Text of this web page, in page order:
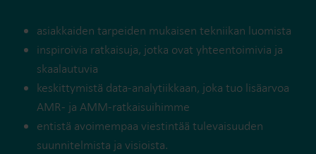
asiakkaiden tarpeiden mukaisen tekniikan luomista
inspiroivia ratkaisuja, jotka ovat yhteentoimivia ja
skaalautuvia
keskittymistä data-analytiikkaan, joka tuo lisäarvoa
AMR- ja AMM-ratkaisuihimme
entistä avoimempaa viestintää tulevaisuuden
suunnitelmista ja visioista.